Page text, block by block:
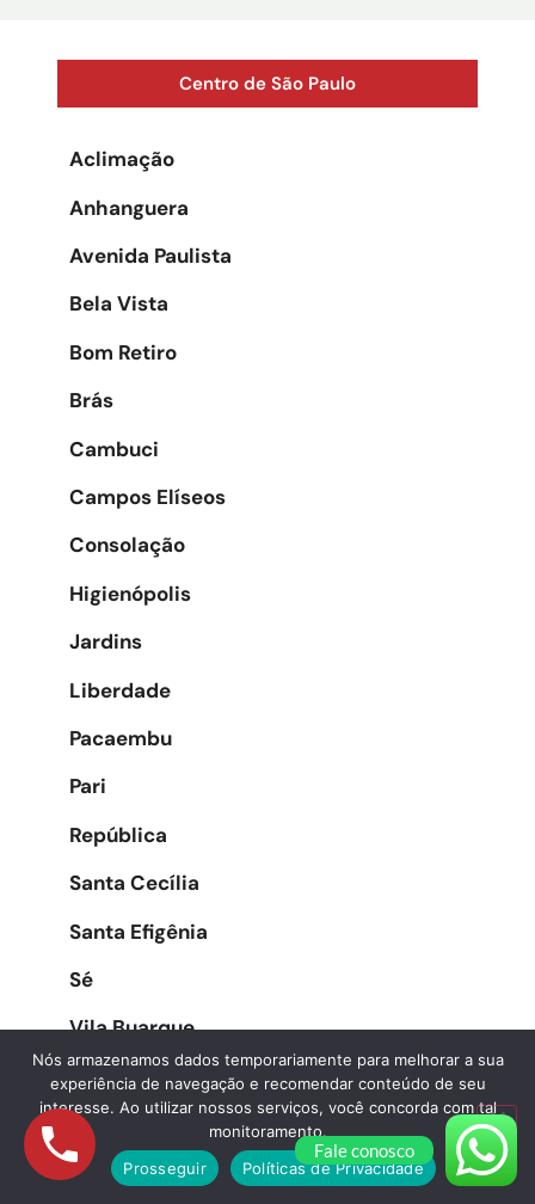
Centro de São Paulo
Aclimação
Anhanguera
Avenida Paulista
Bela Vista
Bom Retiro
Brás
Cambuci
Campos Elíseos
Consolação
Higienópolis
Jardins
Liberdade
Pacaembu
Pari
República
Santa Cecília
Santa Efigênia
Sé
Vila Buarque
Zona Oeste
Água Branca
Fale conosco
Nós armazenamos dados temporariamente para melhorar a sua
experiência de navegação e recomendar conteúdo de seu
interesse. Ao utilizar nossos serviços, você concorda com tal
monitoramento.
Prosseguir
Políticas de Privacidade